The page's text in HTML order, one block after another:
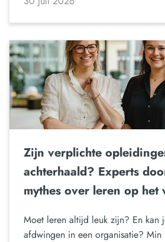
Zijn verplichte
achterhaald? Experts
mythes over leren op het
Moet leren altijd leuk zijn? En kan
afdwingen in een organisatie?